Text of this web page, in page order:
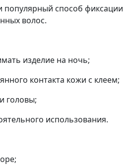
способ фиксации
волос.
изделие на ночь;
контакта кожи с клеем;
головы;
использования.